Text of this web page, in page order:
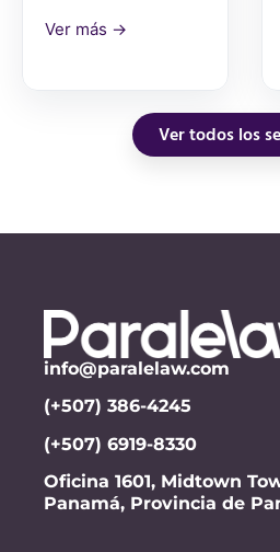
Ver más →
Ver todos los
info@paralelaw.com
(+507) 386-4245
(+507) 6919-8330
Oficina 1601, Midtown
Panamá, Provincia de